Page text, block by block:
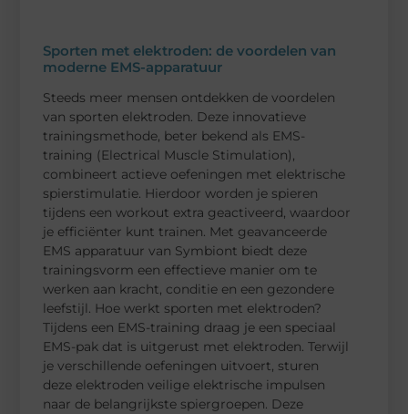
Sporten met elektroden: de voordelen van
moderne EMS-apparatuur
Steeds meer mensen ontdekken de voordelen
van sporten elektroden. Deze innovatieve
trainingsmethode, beter bekend als EMS-
training (Electrical Muscle Stimulation),
combineert actieve oefeningen met elektrische
spierstimulatie. Hierdoor worden je spieren
tijdens een workout extra geactiveerd, waardoor
je efficiënter kunt trainen. Met geavanceerde
EMS apparatuur van Symbiont biedt deze
trainingsvorm een effectieve manier om te
werken aan kracht, conditie en een gezondere
leefstijl. Hoe werkt sporten met elektroden?
Tijdens een EMS-training draag je een speciaal
EMS-pak dat is uitgerust met elektroden. Terwijl
je verschillende oefeningen uitvoert, sturen
deze elektroden veilige elektrische impulsen
naar de belangrijkste spiergroepen. Deze